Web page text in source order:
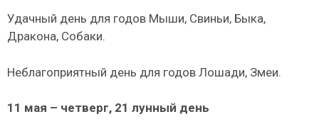
Удачный день для годов Мыши, Свиньи, Быка,
Дракона, Собаки.
Неблагоприятный день для годов Лошади, Змеи.
11 мая – четверг, 21 лунный день